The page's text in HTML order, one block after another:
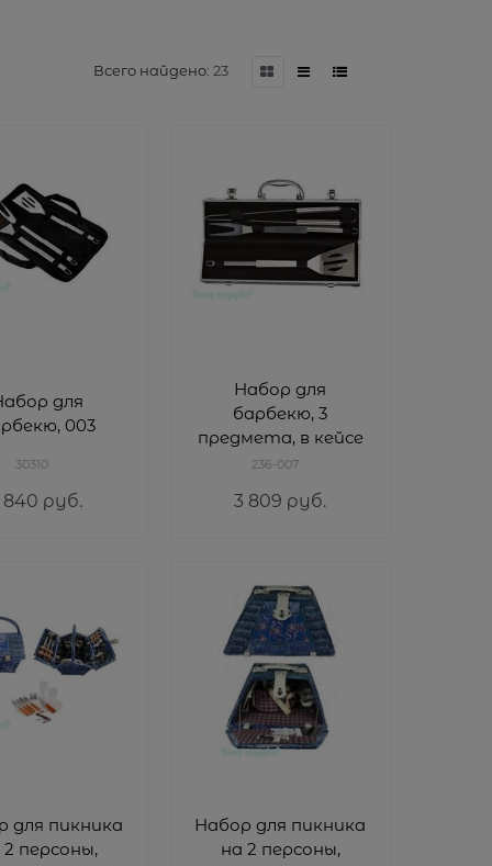
Всего найдено: 23
для
003
30310
840 руб.
Набор для
барбекю, 3
предмета, в кейсе
236-007
3 809 руб.
для пикника
2 персоны,
Набор для пикника
на 2 персоны,